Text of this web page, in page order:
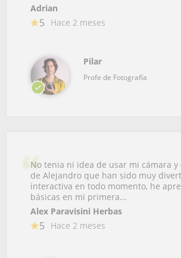
Adrian
5 Hace 2 meses
Pilar
Profe de Fotografía
No tenia ni idea de usar mi cámara y
de Alejandro que han sido muy
interactiva en todo momento, he
básicas en mi primera...
Alex Paravisini Herbas
5 Hace 2 meses